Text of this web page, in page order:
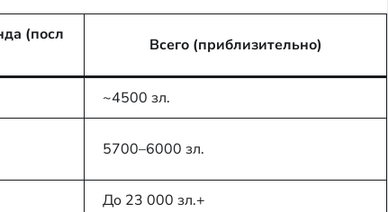
(посл
Всего (приблизительно)
~4500 зл.
5700–6000 зл.
До 23 000 зл.+